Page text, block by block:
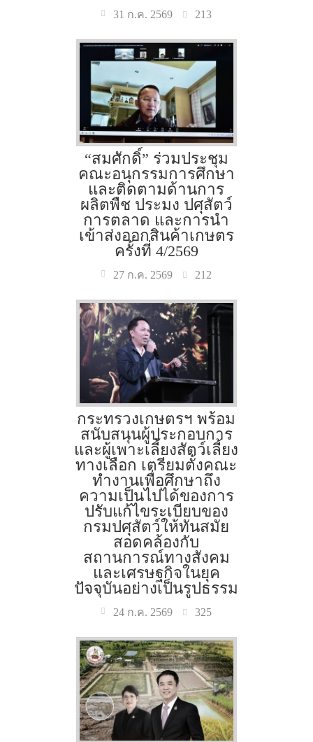
31 ก.ค. 2569 213
“สมศักดิ์” ร่วมประชุม
คณะอนุกรรมการศึกษา
และติดตามด้านการ
ผลิตพืช ประมง ปศุสัตว์
การตลาด และการนำ
เข้าส่งออกสินค้าเกษตร
ครั้งที่ 4/2569
27 ก.ค. 2569 212
กระทรวงเกษตรฯ พร้อม
สนับสนุนผู้ประกอบการ
และผู้เพาะเลี้ยงสัตว์เลี้ยง
ทางเลือก เตรียมตั้งคณะ
ทำงานเพื่อศึกษาถึง
ความเป็นไปได้ของการ
ปรับแก้ไขระเบียบของ
กรมปศุสัตว์ให้ทันสมัย
สอดคล้องกับ
สถานการณ์ทางสังคม
และเศรษฐกิจในยุค
ปัจจุบันอย่างเป็นรูปธรรม
24 ก.ค. 2569 325